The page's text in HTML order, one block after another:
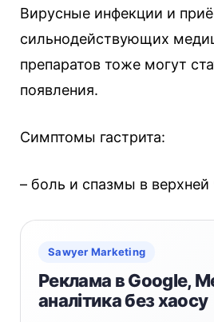
Вирусные инфекции и
сильнодействующих
препаратов тоже могут
появления.
Симптомы гастрита:
– боль и спазмы в верхней
Sawyer Marketing
Реклама в Google,
аналітика без хаосу